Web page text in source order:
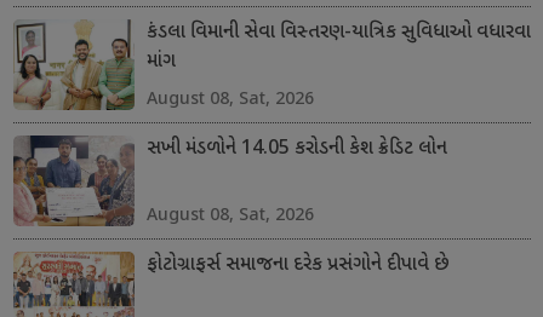
કંડલા વિમાની સેવા વિસ્તરણ-યાત્રિક સુવિધાઓ વધારવા
માંગ
August 08, Sat, 2026
સખી મંડળોને 14.05 કરોડની કેશ ક્રેડિટ લોન
August 08, Sat, 2026
ફોટોગ્રાફર્સ સમાજના દરેક પ્રસંગોને દીપાવે છે